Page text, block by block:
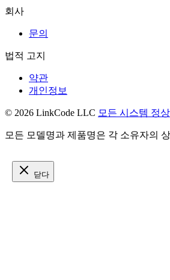
회사
문의
법적 고지
약관
개인정보
© 2026 LinkCode LLC 모든 시스템 정상
모든 모델명과 제품명은 각 소유자의
닫다